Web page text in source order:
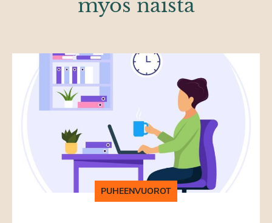
myös näistä
PUHEENVUOROT